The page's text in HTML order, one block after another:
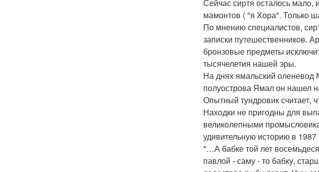
Сейчас сиртя осталось мало,
мамонтов ( "я Хора". Только
По мнению специалистов,
записки путешественников.
бронзовые предметы
тысячелетия нашей эры.
На днях ямальский оленевод
полуострова Ямал он нашел
Опытный тундровик считает,
Находки не пригодны для
великолепными
удивительную историю в
"…А бабке той лет
павлой - саму - то бабку,